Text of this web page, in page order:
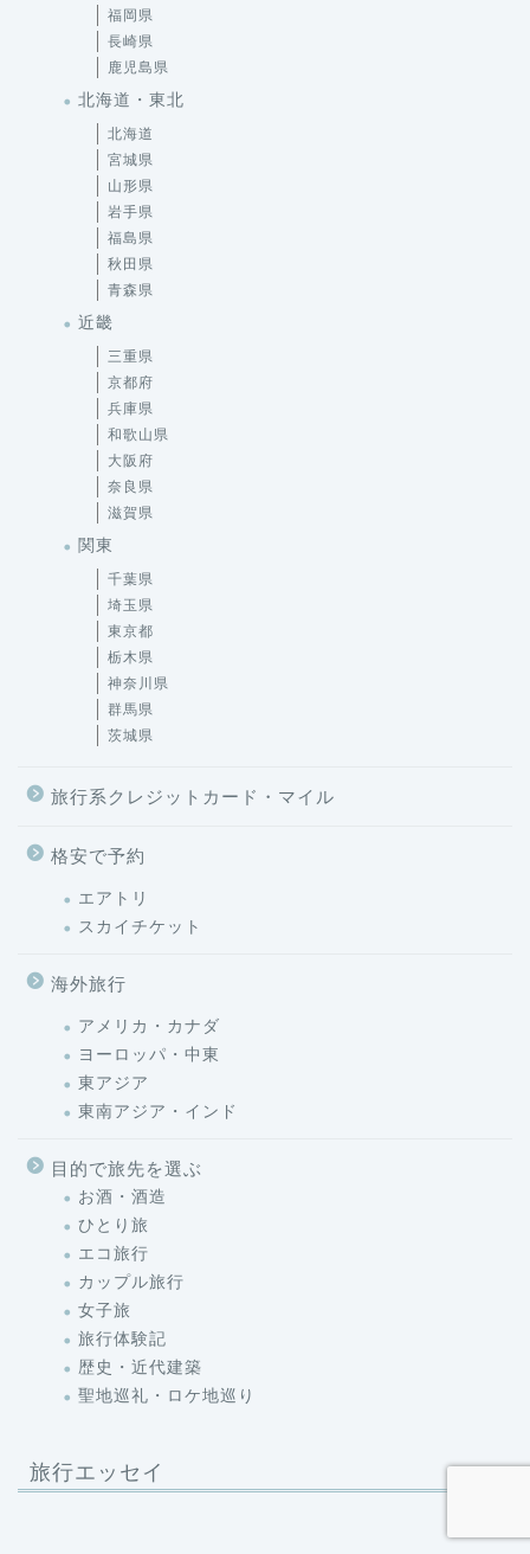
福岡県
長崎県
鹿児島県
北海道・東北
北海道
宮城県
山形県
岩手県
福島県
秋田県
青森県
近畿
三重県
京都府
兵庫県
和歌山県
大阪府
奈良県
滋賀県
関東
千葉県
埼玉県
東京都
栃木県
神奈川県
群馬県
茨城県
旅行系クレジットカード・マイル
格安で予約
エアトリ
スカイチケット
海外旅行
アメリカ・カナダ
ヨーロッパ・中東
東アジア
東南アジア・インド
目的で旅先を選ぶ
お酒・酒造
ひとり旅
エコ旅行
カップル旅行
女子旅
旅行体験記
歴史・近代建築
聖地巡礼・ロケ地巡り
旅行エッセイ